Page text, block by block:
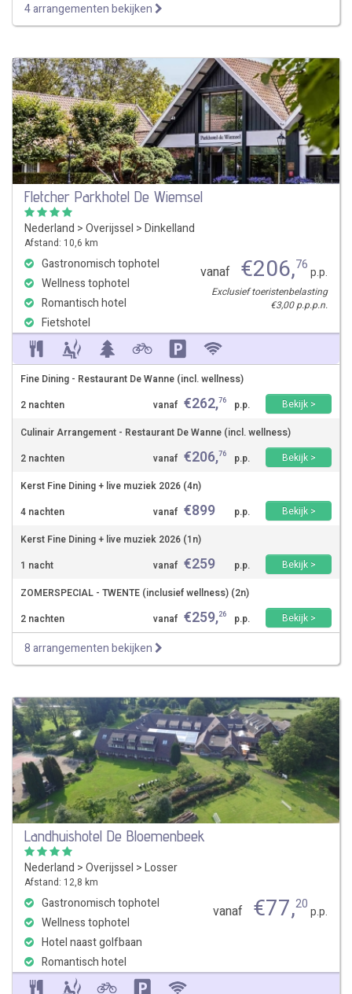
4 arrangementen bekijken
Fletcher Parkhotel De Wiemsel
Nederland >Overijssel >Dinkelland
Afstand: 10,6 km
Gastronomisch tophotel
Wellness tophotel
Romantisch hotel
Fietshotel
vanaf €206,76p.p.
Exclusief toeristenbelasting
€3,00 p.p.p.n.
Fine Dining - Restaurant De Wanne (incl. wellness)
2 nachten
vanaf €262,76 p.p.
Bekijk >
Culinair Arrangement - Restaurant De Wanne (incl. wellness)
2 nachten
vanaf €206,76 p.p.
Bekijk >
Kerst Fine Dining + live muziek 2026 (4n)
4 nachten
vanaf €899 p.p.
Bekijk >
Kerst Fine Dining + live muziek 2026 (1n)
1 nacht
vanaf €259 p.p.
Bekijk >
ZOMERSPECIAL - TWENTE (inclusief wellness) (2n)
2 nachten
vanaf €259,26 p.p. Bekijk >
8 arrangementen bekijken
Landhuishotel De Bloemenbeek
Nederland >Overijssel >Losser
Afstand: 12,8 km
Gastronomisch tophotel
Wellness tophotel
Hotel naast golfbaan
Romantisch hotel
vanaf €77,20p.p.